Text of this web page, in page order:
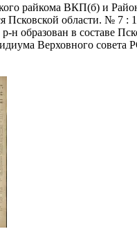
райкома ВКП(б) и
Псковской области. № 7 :
н образован в составе
Верховного совета